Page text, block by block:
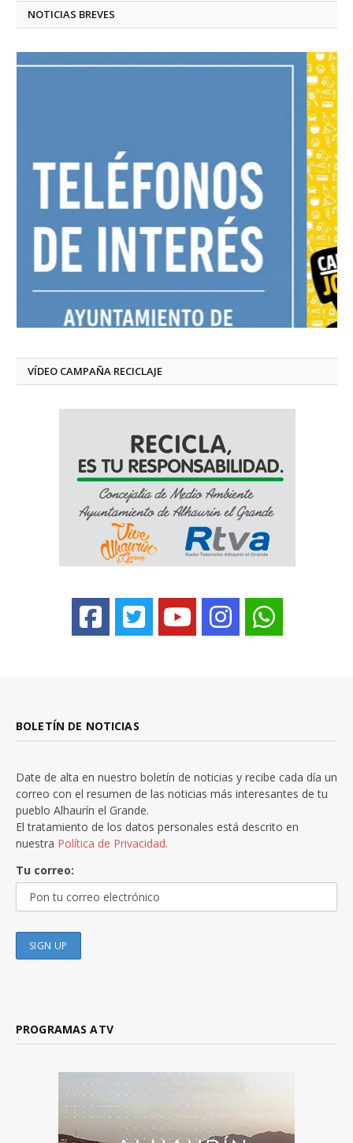
NOTICIAS BREVES
VÍDEO CAMPAÑA RECICLAJE
BOLETÍN DE NOTICIAS
Date de alta en nuestro boletín de noticias y recibe cada día un
correo con el resumen de las noticias más interesantes de tu
pueblo Alhaurín el Grande.
El tratamiento de los datos personales está descrito en
nuestra Política de Privacidad.
Tu correo:
PROGRAMAS ATV